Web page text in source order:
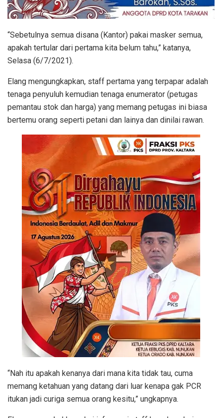
“Sebetulnya semua disana (Kantor) pakai masker semua,
apakah tertular dari pertama kita belum tahu,” katanya,
Selasa (6/7/2021).
Elang mengungkapkan, staff pertama yang terpapar adalah
tenaga penyuluh kemudian tenaga enumerator (petugas
pemantau stok dan harga) yang memang petugas ini biasa
bertemu orang seperti petani dan lainya dan dinilai rawan.
“Nah itu apakah kenanya dari mana kita tidak tau, cuma
memang ketahuan yang datang dari luar kenapa gak PCR
itukan jadi curiga semua orang kesitu,” ungkapnya.